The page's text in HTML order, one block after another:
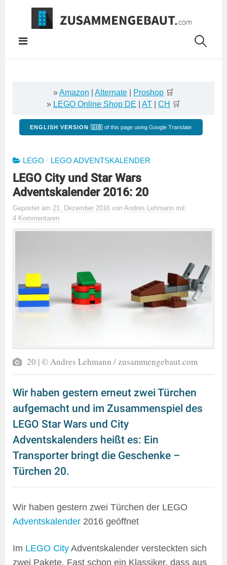
Springe
Inhalt
»Amazon Alternate Proshop 🛒
» LEGO Online Shop DE AT CH 🛒
ENGLISH VERSION 🇬🇧 of this page using Google Translate
LEGO / LEGO ADVENTSKALENDER
LEGO City und Star Wars
Adventskalender 2016: 20
Gepostet am 21. Dezember 2016 von Andres Lehmann mit
4 Kommentaren
20 | © Andres Lehmann / zusammengebaut.com
Wir haben gestern erneut zwei Türchen
aufgemacht und im Zusammenspiel des
LEGO Star Wars und City
Adventskalenders heißt es: Ein
Transporter bringt die Geschenke –
Türchen 20.
Wir haben gestern zwei Türchen der LEGO
Adventskalender 2016 geöffnet
Im LEGO City Adventskalender versteckten sich
zwei Pakete. Fast schon ein Klassiker, dass aus